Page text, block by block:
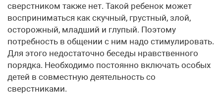
сверстником также нет. Такой ребенок может
восприниматься как скучный, грустный, злой,
осторожный, младший и глупый. Поэтому
потребность в общении с ним надо стимулировать.
Для этого недостаточно беседы нравственного
порядка. Необходимо постоянно включать особых
детей в совместную деятельность со
сверстниками.